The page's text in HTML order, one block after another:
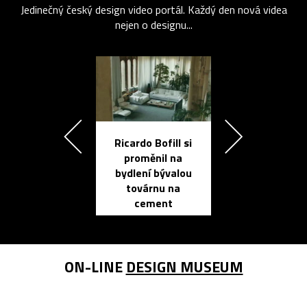
Jedinečný český design video portál. Každý den nová videa
nejen o designu...
Ricardo Bofill si
proměnil na
bydlení bývalou
továrnu na
cement
ON-LINE DESIGN MUSEUM